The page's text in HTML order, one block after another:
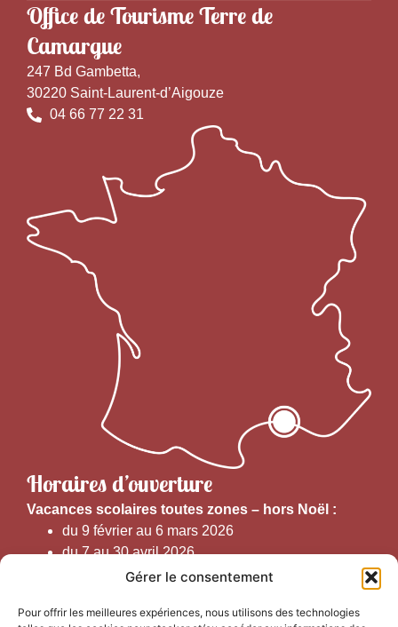
Gérer le consentement
Pour offrir les meilleures expériences, nous utilisons des technologies
Office de Tourisme Terre de
Camargue
247 Bd Gambetta,
30220 Saint-Laurent-d’Aigouze
04 66 77 22 31
Horaires d’ouverture
Vacances scolaires toutes zones – hors Noël :
du 9 février au 6 mars 2026
du 7 au 30 avril 2026
du 1er juin au 30 septembre 2026